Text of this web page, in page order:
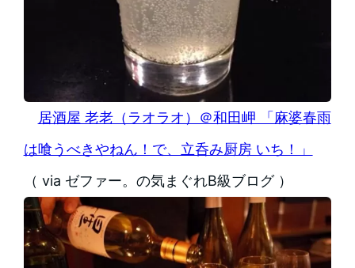
居酒屋 老老（ラオラオ）＠和田岬 「麻婆春雨
は喰うべきやねん！で、立呑み厨房 いち！」
（ via ゼファー。の気まぐれB級ブログ ）